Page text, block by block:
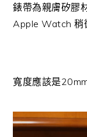
錶帶為親膚矽膠
Apple Watch 稍
寬度應該是